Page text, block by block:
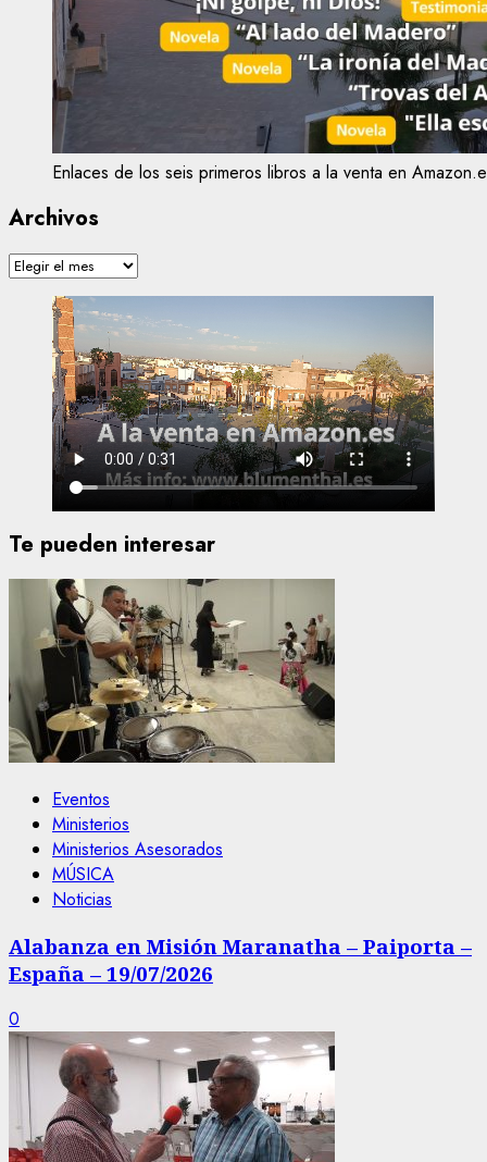
Enlaces de los seis primeros libros a la venta en
Archivos
Archivos
Te pueden interesar
Eventos
Ministerios
Ministerios Asesorados
MÚSICA
Noticias
Alabanza en Misión Maranatha – Paiporta –
España – 19/07/2026
0